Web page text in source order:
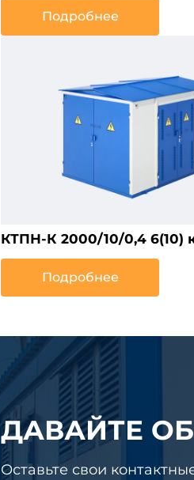
Подробнее
КТПН-К 2000/10/0,4 6(10)
Подробнее
ДАВАЙТЕ
Оставьте свои